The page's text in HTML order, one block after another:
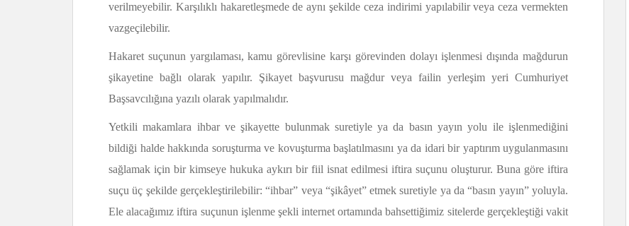
verilmeyebilir. Karşılıklı hakaretleşmede de aynı şekilde ceza indirimi yapılabilir veya ceza vermekten
vazgeçilebilir.
Hakaret suçunun yargılaması, kamu görevlisine karşı görevinden dolayı işlenmesi dışında mağdurun
şikayetine bağlı olarak yapılır. Şikayet başvurusu mağdur veya failin yerleşim yeri Cumhuriyet
Başsavcılığına yazılı olarak yapılmalıdır.
Yetkili makamlara ihbar ve şikayette bulunmak suretiyle ya da basın yayın yolu ile işlenmediğini
bildiği halde hakkında soruşturma ve kovuşturma başlatılmasını ya da idari bir yaptırım uygulanmasını
sağlamak için bir kimseye hukuka aykırı bir fiil isnat edilmesi iftira suçunu oluşturur. Buna göre iftira
suçu üç şekilde gerçekleştirilebilir: “ihbar” veya “şikâyet” etmek suretiyle ya da “basın yayın” yoluyla.
Ele alacağımız iftira suçunun işlenme şekli internet ortamında bahsettiğimiz sitelerde gerçekleştiği vakit